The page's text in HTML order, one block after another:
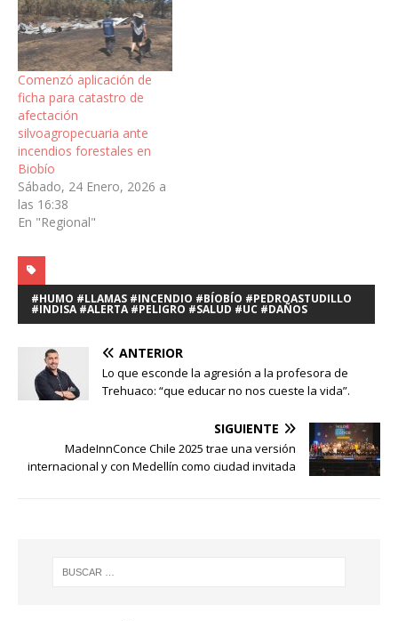
Comenzó aplicación de
ficha para catastro de
afectación
silvoagropecuaria ante
incendios forestales en
Biobío
Sábado, 24 Enero, 2026 a
las 16:38
En "Regional"
#HUMO #LLAMAS #INCENDIO #BÍOBÍO #PEDROASTUDILLO
#INDISA #ALERTA #PELIGRO #SALUD #UC #DAÑOS
ANTERIOR
Lo que esconde la agresión a la profesora de
Trehuaco: “que educar no nos cueste la vida”.
SIGUIENTE
MadeInnConce Chile 2025 trae una versión
internacional y con Medellín como ciudad invitada